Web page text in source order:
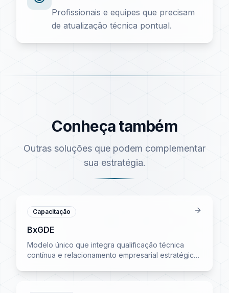
Profissionais e equipes que precisam
de atualização técnica pontual.
Conheça também
Outras soluções que podem complementar
sua estratégia.
Capacitação
BxGDE
Modelo único que integra qualificação técnica
contínua e relacionamento empresarial estratégico.
horas de treinamento ao vivo.